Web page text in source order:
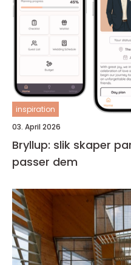
inspiration
03. April 2026
Bryllup: slik skaper
passer dem